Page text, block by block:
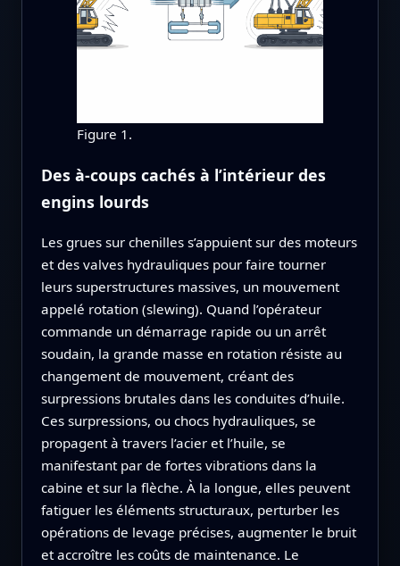
Figure 1.
Des à-coups cachés à l’intérieur des
engins lourds
Les grues sur chenilles s’appuient sur des moteurs
et des valves hydrauliques pour faire tourner
leurs superstructures massives, un mouvement
appelé rotation (slewing). Quand l’opérateur
commande un démarrage rapide ou un arrêt
soudain, la grande masse en rotation résiste au
changement de mouvement, créant des
surpressions brutales dans les conduites d’huile.
Ces surpressions, ou chocs hydrauliques, se
propagent à travers l’acier et l’huile, se
manifestant par de fortes vibrations dans la
cabine et sur la flèche. À la longue, elles peuvent
fatiguer les éléments structuraux, perturber les
opérations de levage précises, augmenter le bruit
et accroître les coûts de maintenance. Le